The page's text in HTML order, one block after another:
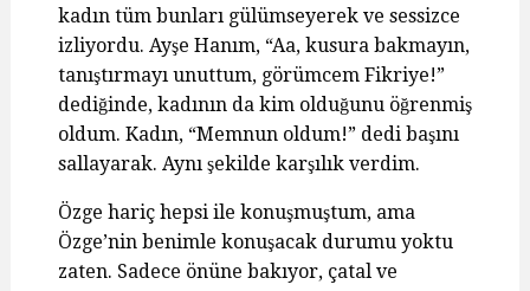
kadın tüm bunları gülümseyerek ve sessizce
izliyordu. Ayşe Hanım, “Aa, kusura bakmayın,
tanıştırmayı unuttum, görümcem Fikriye!”
dediğinde, kadının da kim olduğunu öğrenmiş
oldum. Kadın, “Memnun oldum!” dedi başını
sallayarak. Aynı şekilde karşılık verdim.
Özge hariç hepsi ile konuşmuştum, ama
Özge’nin benimle konuşacak durumu yoktu
zaten. Sadece önüne bakıyor, çatal ve